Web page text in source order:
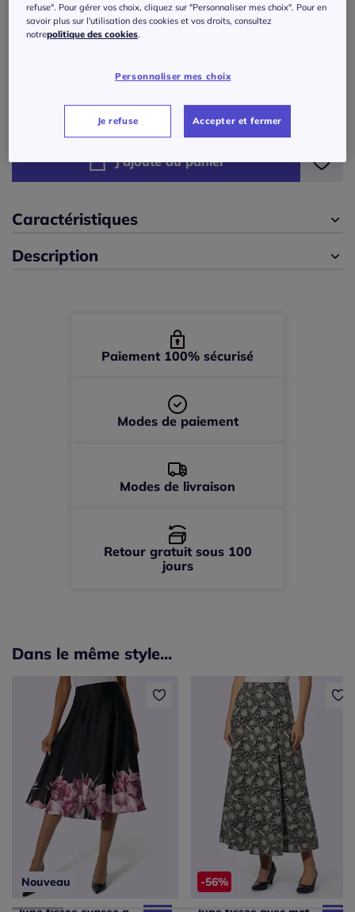
Taille :
En stock
épuisé
42 -épuisé
44 -épuisé
J'ajoute au panier
Caractéristiques
Description
Paiement 100% sécurisé
Modes de paiement
Modes de livraison
Retour gratuit sous 100
jours
Dans le même style...
Nouveau -56%
refuse". Pour gérer vos choix, cliquez sur "Personnaliser mes choix". Pour en
savoir plus sur l'utilisation des cookies et vos droits, consultez
notrepolitique des cookies.
Personnaliser mes choix
Je refuse Accepter et fermer